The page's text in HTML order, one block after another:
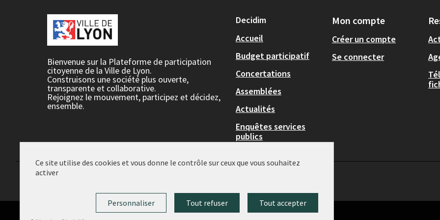
Bienvenue sur la Plateforme de participation
citoyenne de la Ville de Lyon.
Construisons une société plus ouverte,
transparente et collaborative.
Rejoignez le mouvement, participez et décidez,
ensemble.
Decidim
Accueil
Budget participatif
Concertations
Assemblées
Actualités
Enquêtes services
publics
Mon compte
Créer un compte
Se connecter
Ce site utilise des cookies et vous donne le contrôle sur ceux que vous souhaitez
activer
Tout accepter
Tout refuser
Personnaliser